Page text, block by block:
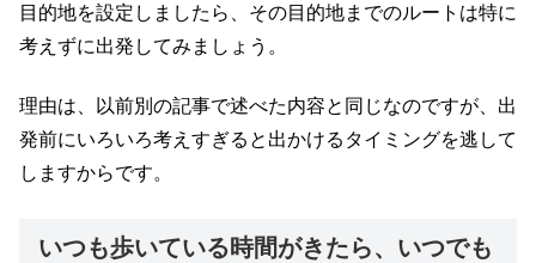
目的地を設定しましたら、その目的地までのルートは特に
考えずに出発してみましょう。
理由は、以前別の記事で述べた内容と同じなのですが、出
発前にいろいろ考えすぎると出かけるタイミングを逃して
しますからです。
いつも歩いている時間がきたら、いつでも